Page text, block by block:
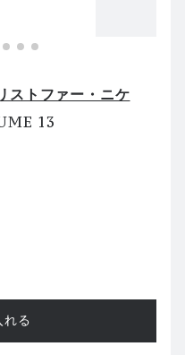
ストファー・ニケ
13